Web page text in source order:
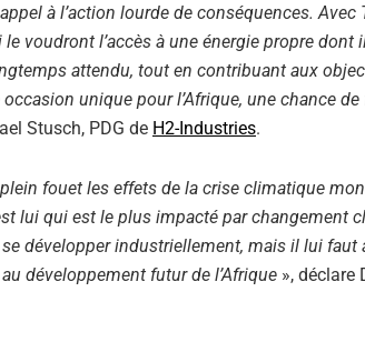
à l’action lourde de conséquences.
voudront l’accès à une énergie propre
attendu, tout en contribuant aux
unique pour l’Afrique, une chance
Stusch, PDG de H2-Industries.
plein fouet les effets de la crise climatique
lui qui est le plus impacté par changement
développer industriellement, mais il lui
développement futur de l’Afrique », déclare